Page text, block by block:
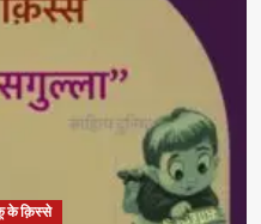
के क़िस्से